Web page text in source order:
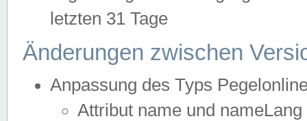
letzten 31 Tage
Änderungen zwischen
Anpassung des Typs
Attribut name und